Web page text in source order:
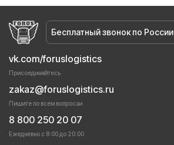
Бесплатный звонок по России
vk.com/foruslogistics
Присоединяйтесь
zakaz@foruslogistics.ru
Пишите по всем вопросаи
8 800 250 20 07
Ежедневно с 8:00 до 20:00